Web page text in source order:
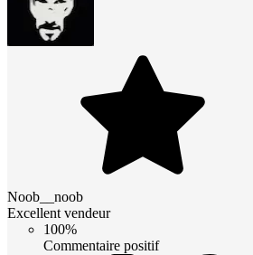
Noob__noob
Excellent vendeur
100%
Commentaire positif